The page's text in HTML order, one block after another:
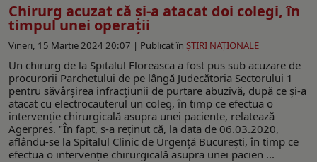
Chirurg acuzat că și-a atacat doi colegi, în
timpul unei operații
Vineri, 15 Martie 2024 20:07 | Publicat în ŞTIRI NAŢIONALE
Un chirurg de la Spitalul Floreasca a fost pus sub acuzare de
procurorii Parchetului de pe lângă Judecătoria Sectorului 1
pentru săvârşirea infracţiunii de purtare abuzivă, după ce şi-a
atacat cu electrocauterul un coleg, în timp ce efectua o
intervenţie chirurgicală asupra unei paciente, relatează
Agerpres. "În fapt, s-a reţinut că, la data de 06.03.2020,
aflându-se la Spitalul Clinic de Urgenţă Bucureşti, în timp ce
efectua o intervenţie chirurgicală asupra unei pacien ...